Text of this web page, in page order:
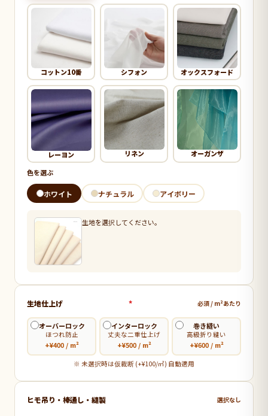
コットン10番 シフォン オックスフォード
レーヨン リネン オーガンザ
色を選ぶ
ホワイト ナチュラル アイボリー
生地を選択してください。
生地仕上げ * 必須 / m²あたり
オーバーロック
ほつれ防止
+¥400 / m²
インターロック
丈夫な二重仕上げ
+¥500 / m²
巻き縫い
高級折り縫い
+¥600 / m²
※ 未選択時は仮裁断 (+¥100/㎡) 自動適用
ヒモ吊り・棒通し・縫製 選択なし